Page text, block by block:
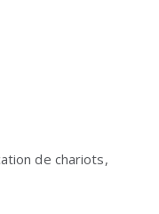
de chariots,